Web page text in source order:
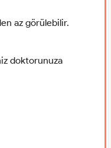
az görülebilir.
doktorunuza